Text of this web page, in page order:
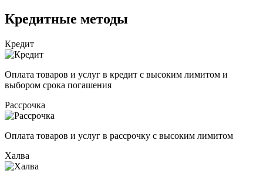
Кредитные методы
Кредит
Оплата товаров и услуг в кредит с высоким лимитом и
выбором срока погашения
Рассрочка
Оплата товаров и услуг в рассрочку с высоким лимитом
Халва